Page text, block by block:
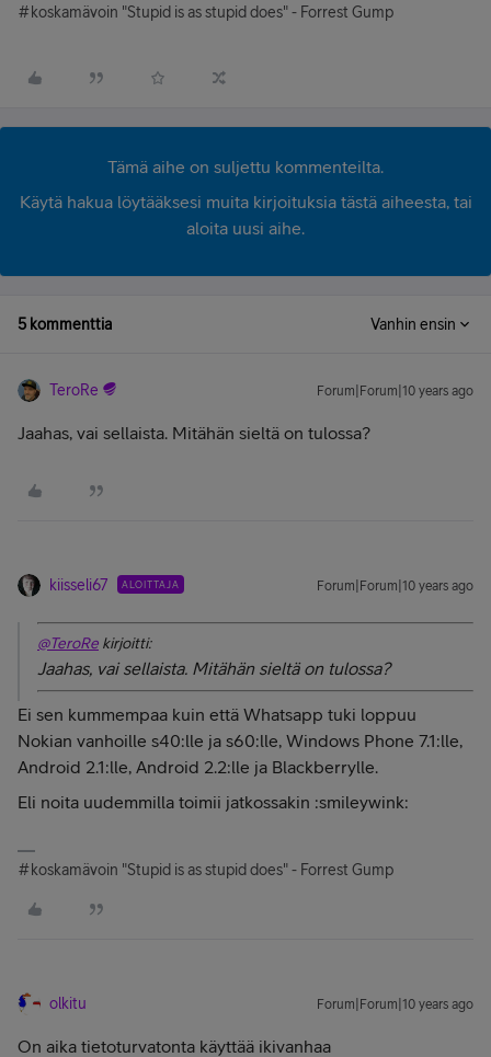
#koskamävoin "Stupid is as stupid does" - Forrest Gump
Tämä aihe on suljettu kommenteilta.
Käytä hakua löytääksesi muita kirjoituksia tästä aiheesta, tai
aloita uusi aihe.
5 kommenttia Vanhin ensin
TeroRe Forum|Forum|10 years ago
Jaahas, vai sellaista. Mitähän sieltä on tulossa?
kiisseli67 ALOITTAJA Forum|Forum|10 years ago
@TeroRe kirjoitti:
Jaahas, vai sellaista. Mitähän sieltä on tulossa?
Ei sen kummempaa kuin että Whatsapp tuki loppuu
Nokian vanhoille s40:lle ja s60:lle, Windows Phone 7.1:lle,
Android 2.1:lle, Android 2.2:lle ja Blackberrylle.
Eli noita uudemmilla toimii jatkossakin :smileywink:
#koskamävoin "Stupid is as stupid does" - Forrest Gump
olkitu Forum|Forum|10 years ago
On aika tietoturvatonta käyttää ikivanhaa